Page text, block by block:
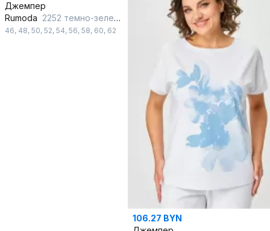
Джемпер
Rumoda 2252 темно-зеленый
46, 48, 50, 52, 54, 56, 58, 60, 62
106.27 BYN